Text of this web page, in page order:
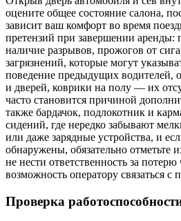
оцените общее состояние салона,
зависит ваш комфорт во время
претензий при завершении аренды:
наличие разрывов, прожогов от
загрязнений, которые могут
поведение предыдущих водителей,
и дверей, коврики на полу — их
часто становится причиной
также бардачок, подлокотник и
сидений, где нередко забывают
или даже зарядные устройства, и
обнаружены, обязательно отметьте
не нести ответственность за
возможность оператору связаться
Проверка